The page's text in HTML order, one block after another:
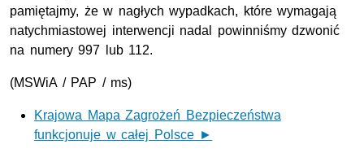
pamiętajmy, że w nagłych wypadkach, które wymagają
natychmiastowej interwencji nadal powinniśmy dzwonić
na numery 997 lub 112.
(MSWiA / PAP / ms)
Krajowa Mapa Zagrożeń Bezpieczeństwa
funkcjonuje w całej Polsce ►